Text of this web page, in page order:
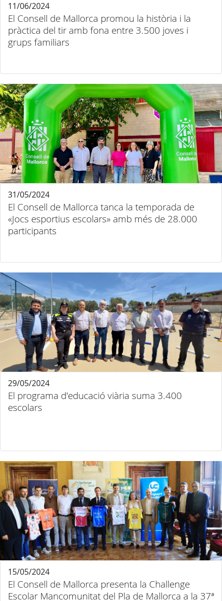
El Consell de Mallorca promou la història i la
pràctica del tir amb fona entre 3.500 joves i
grups familiars
11/06/2024
El Consell de Mallorca tanca la temporada de
«Jocs esportius escolars» amb més de 28.000
participants
31/05/2024
El programa d'educació viària suma 3.400
escolars
29/05/2024
El Consell de Mallorca presenta la Challenge
Escolar Mancomunitat del Pla de Mallorca a la 37ª
15/05/2024